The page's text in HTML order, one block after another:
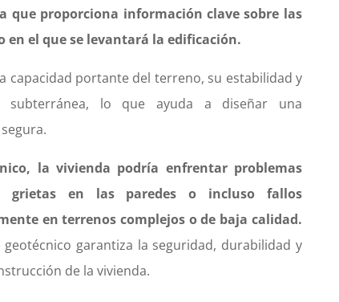
que proporciona información clave sobre las
en el que se levantará la edificación.
capacidad portante del terreno, su estabilidad y
subterránea, lo que ayuda a diseñar una
la vivienda podría enfrentar problemas
grietas en las paredes o incluso fallos
en terrenos complejos o de baja calidad.
garantiza la seguridad, durabilidad y
de la vivienda.